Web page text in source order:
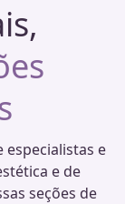
especialistas e
e de
seções de